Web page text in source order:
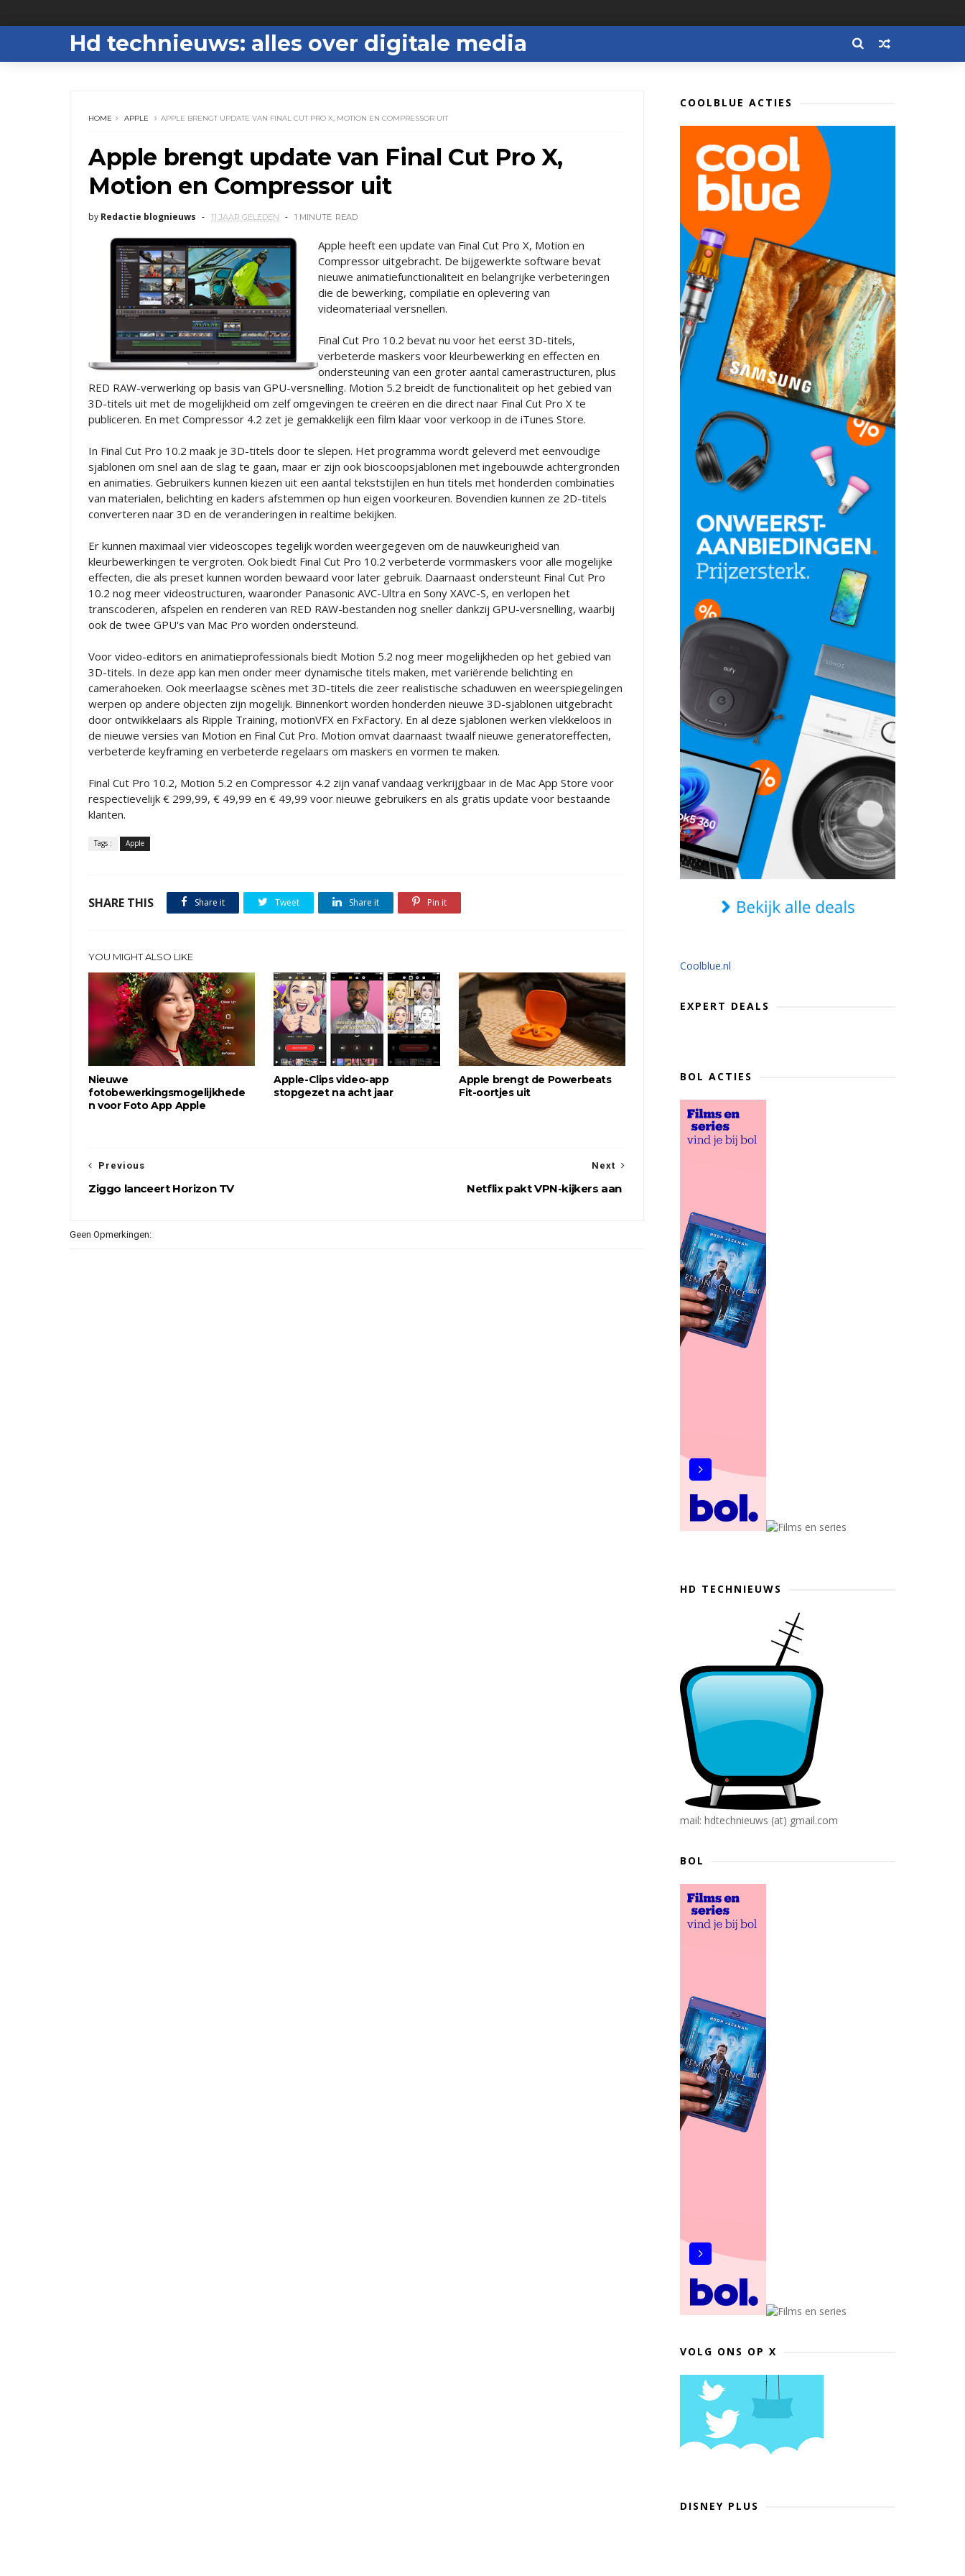
Hd technieuws: alles over digitale media
HOME APPLE APPLE BRENGT UPDATE VAN FINAL CUT PRO X, MOTION EN COMPRESSOR UIT
Apple brengt update van Final Cut Pro X,
Motion en Compressor uit
by Redactie blognieuws 11 JAAR GELEDEN 1 MINUTE READ
Apple heeft een update van Final Cut Pro X, Motion en
Compressor uitgebracht. De bijgewerkte software bevat
nieuwe animatiefunctionaliteit en belangrijke verbeteringen
die de bewerking, compilatie en oplevering van
videomateriaal versnellen.
Final Cut Pro 10.2 bevat nu voor het eerst 3D-titels,
verbeterde maskers voor kleurbewerking en effecten en
ondersteuning van een groter aantal camerastructuren, plus
RED RAW-verwerking op basis van GPU-versnelling. Motion 5.2 breidt de functionaliteit op het gebied van
3D-titels uit met de mogelijkheid om zelf omgevingen te creëren en die direct naar Final Cut Pro X te
publiceren. En met Compressor 4.2 zet je gemakkelijk een film klaar voor verkoop in de iTunes Store.
In Final Cut Pro 10.2 maak je 3D-titels door te slepen. Het programma wordt geleverd met eenvoudige
sjablonen om snel aan de slag te gaan, maar er zijn ook bioscoopsjablonen met ingebouwde achtergronden
en animaties. Gebruikers kunnen kiezen uit een aantal tekststijlen en hun titels met honderden combinaties
van materialen, belichting en kaders afstemmen op hun eigen voorkeuren. Bovendien kunnen ze 2D-titels
converteren naar 3D en de veranderingen in realtime bekijken.
Er kunnen maximaal vier videoscopes tegelijk worden weergegeven om de nauwkeurigheid van
kleurbewerkingen te vergroten. Ook biedt Final Cut Pro 10.2 verbeterde vormmaskers voor alle mogelijke
effecten, die als preset kunnen worden bewaard voor later gebruik. Daarnaast ondersteunt Final Cut Pro
10.2 nog meer videostructuren, waaronder Panasonic AVC-Ultra en Sony XAVC-S, en verlopen het
transcoderen, afspelen en renderen van RED RAW-bestanden nog sneller dankzij GPU-versnelling, waarbij
ook de twee GPU's van Mac Pro worden ondersteund.
Voor video-editors en animatieprofessionals biedt Motion 5.2 nog meer mogelijkheden op het gebied van
3D-titels. In deze app kan men onder meer dynamische titels maken, met variërende belichting en
camerahoeken. Ook meerlaagse scènes met 3D-titels die zeer realistische schaduwen en weerspiegelingen
werpen op andere objecten zijn mogelijk. Binnenkort worden honderden nieuwe 3D-sjablonen uitgebracht
door ontwikkelaars als Ripple Training, motionVFX en FxFactory. En al deze sjablonen werken vlekkeloos in
de nieuwe versies van Motion en Final Cut Pro. Motion omvat daarnaast twaalf nieuwe generatoreffecten,
verbeterde keyframing en verbeterde regelaars om maskers en vormen te maken.
Final Cut Pro 10.2, Motion 5.2 en Compressor 4.2 zijn vanaf vandaag verkrijgbaar in de Mac App Store voor
respectievelijk € 299,99, € 49,99 en € 49,99 voor nieuwe gebruikers en als gratis update voor bestaande
klanten.
Tags : Apple
SHARE THIS Share it Tweet Share it Pin it
YOU MIGHT ALSO LIKE
Nieuwe
fotobewerkingsmogelijkhede
n voor Foto App Apple
Apple-Clips video-app
stopgezet na acht jaar
Apple brengt de Powerbeats
Fit-oortjes uit
Next
Netflix pakt VPN-kijkers aan
Previous
Ziggo lanceert Horizon TV
Geen Opmerkingen:
COOLBLUE ACTIES
Coolblue.nl
EXPERT DEALS
BOL ACTIES
HD TECHNIEUWS
mail: hdtechnieuws (at) gmail.com
BOL
VOLG ONS OP X
DISNEY PLUS